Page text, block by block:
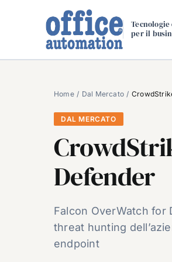
per il
Home Dal Mercato
DAL MERCATO
Defender
Falcon OverWatch for
threat hunting
endpoint